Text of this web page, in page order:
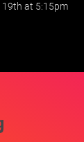
19th at 5:15pm